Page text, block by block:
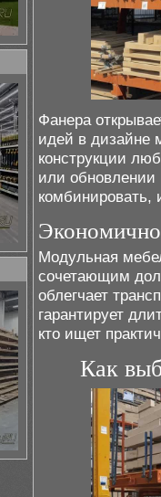
Фанера
идей в дизайне
конструкции
или
комбинировать,
Модульная
сочетающим
облегчает
гарантирует
кто ищет
Как